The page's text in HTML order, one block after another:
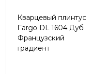
Кварцевый плинтус
Fargo DL 1604 Дуб
Французский
градиент